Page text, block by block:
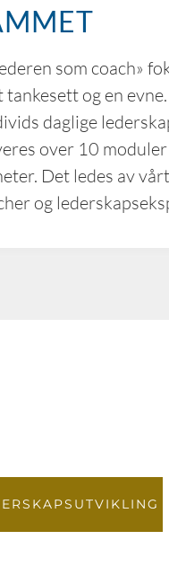
som coach»
tankesett og en
daglige
over 10
Det ledes av
og